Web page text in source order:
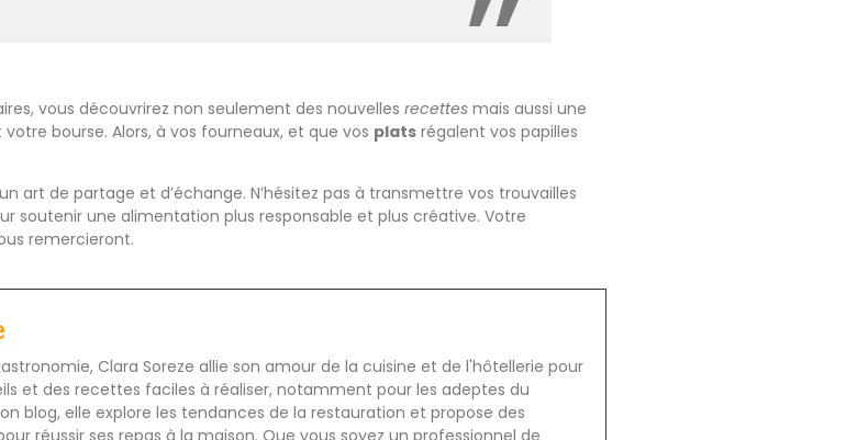
vous découvrirez non seulement des nouvelles recettes mais aussi une
bourse. Alors, à vos fourneaux, et que vos plats régalent vos papilles
art de partage et d’échange. N’hésitez pas à transmettre vos trouvailles
soutenir une alimentation plus responsable et plus créative. Votre
remercieront.
Clara Soreze allie son amour de la cuisine et de l'hôtellerie pour
et des recettes faciles à réaliser, notamment pour les adeptes du
blog, elle explore les tendances de la restauration et propose des